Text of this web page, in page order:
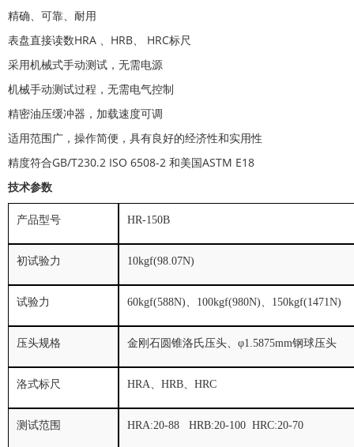
精确、可靠、耐用
表盘直接读数HRA 、 HRB、 HRC标尺
采用机械式手动测试，无需电源
机械手动测试过程，无需电气控制
精密油压缓冲器，加载速度可调
适用范围广，操作简便，具有良好的经济性和实用性
精度符合GB/T230.2 ISO 6508-2 和美国ASTM E18
技术参数
产品型号 HR-150B
初试验力 10kgf(98.07N)
试验力 60kgf(588N) 100kgf(980N) 150kgf(1471N)
压头规格 金刚石圆锥洛氏压头、φ1.5875mm钢球压头
洛式标尺 HRA 、HRB 、HRC
测试范围 HRA:20-88 HRB:20-100 HRC:20-70